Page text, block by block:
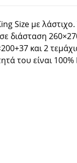
Size με
διάσταση
και 2
του είναι